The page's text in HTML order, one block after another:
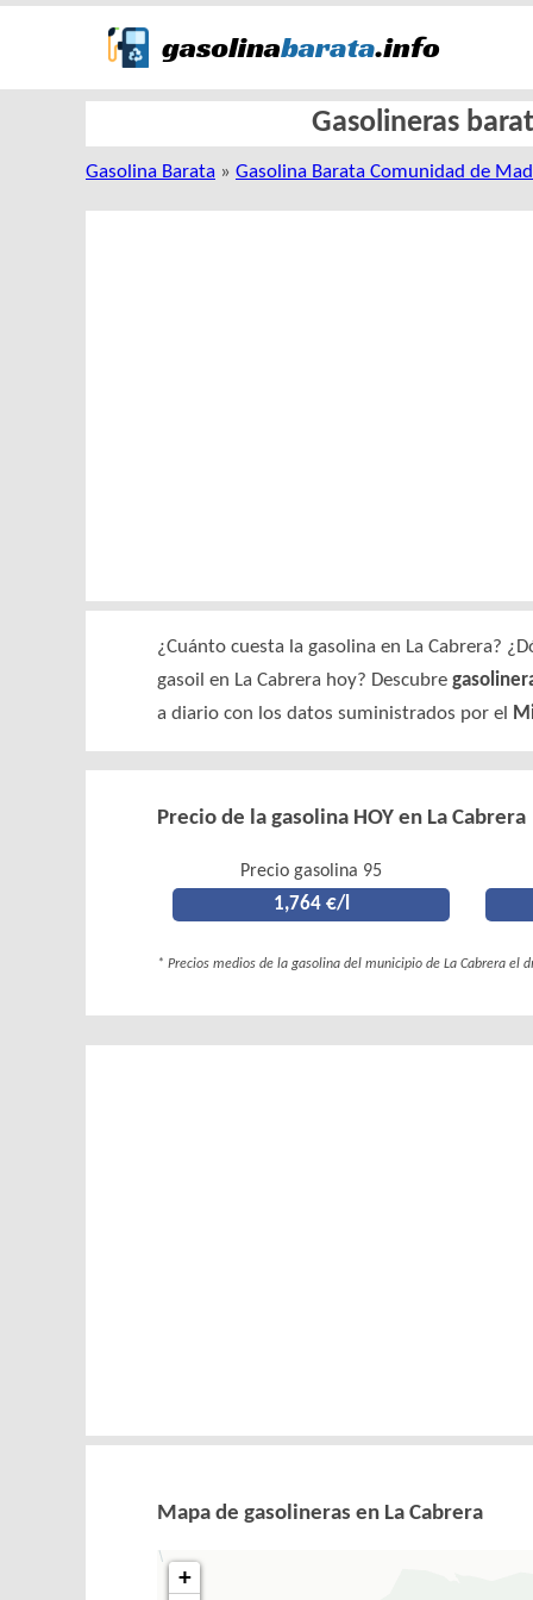
Gasolineras
Gasolina Barata » Gasolina Barata Comunidad de
¿Cuánto cuesta la gasolina en La Cabrera?
gasoil en La Cabrera hoy? Descubre
a diario con los datos suministrados por el
Precio de la gasolina HOY en La Cabrera
Precio gasolina 95
1,764 €/l
* Precios medios de la gasolina del municipio de La Cabrera el
Mapa de gasolineras en La Cabrera
+